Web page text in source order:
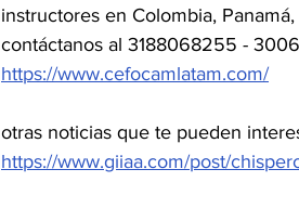
instructores en Colombia,
contáctanos al 3188068255 -
https://www.cefocamlatam.com/
otras noticias que te pueden
https://www.giiaa.com/post/